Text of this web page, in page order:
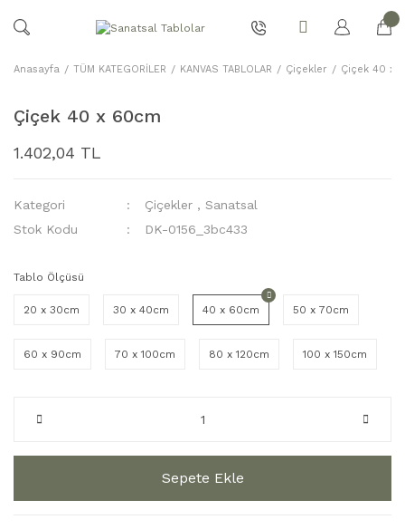
Anasayfa TÜM KATEGORİLER KANVAS TABLOLAR Çiçekler Çiçek 40 x
Çiçek 40 x 60cm
1.402,04 TL
Kategori Çiçekler ,Sanatsal
Stok Kodu
DK-0156_3bc433
Tablo Ölçüsü
20 x 30cm 30 x 40cm 40 x 60cm 50 x 70cm
60 x 90cm 70 x 100cm 80 x 120cm 100 x 150cm
Sepete Ekle